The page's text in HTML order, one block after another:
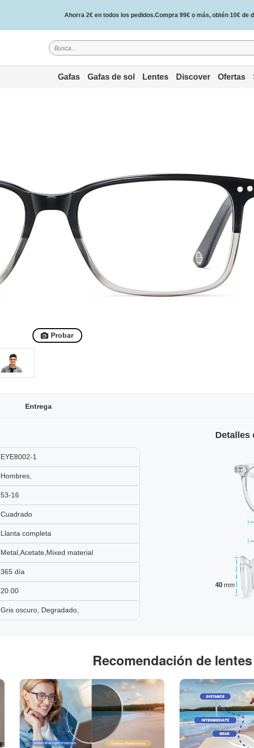
Ahorra 2€ en todos los pedidos.Compra 99€ o más, obtén 10€ de
2 años de garantía de calidad y 30 días de garantía de devolución
Gafas Gafas de sol Lentes Discover Ofertas
Probar
Entrega
EYE8002-1
Hombres,
53-16
Cuadrado
Llanta completa
Metal,Acetate,Mixed material
365 día
20.00
Gris oscuro, Degradado,
Detalles
40 mm
Recomendación de lentes